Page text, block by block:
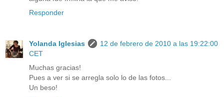
Responder
Yolanda Iglesias
12 de febrero de 2010 a las 19:22:00
CET
Muchas gracias!
Pues a ver si se arregla solo lo de las fotos...
Un beso!